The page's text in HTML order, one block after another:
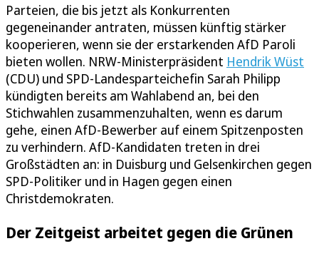
Parteien, die bis jetzt als Konkurrenten
gegeneinander antraten, müssen künftig stärker
kooperieren, wenn sie der erstarkenden AfD Paroli
bieten wollen. NRW-Ministerpräsident Hendrik Wüst
(CDU) und SPD-Landesparteichefin Sarah Philipp
kündigten bereits am Wahlabend an, bei den
Stichwahlen zusammenzuhalten, wenn es darum
gehe, einen AfD-Bewerber auf einem Spitzenposten
zu verhindern. AfD-Kandidaten treten in drei
Großstädten an: in Duisburg und Gelsenkirchen gegen
SPD-Politiker und in Hagen gegen einen
Christdemokraten.
Der Zeitgeist arbeitet gegen die Grünen